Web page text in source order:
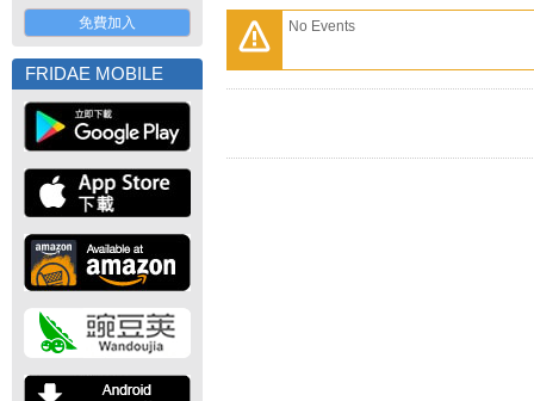
免費加入
FRIDAE MOBILE
No Events